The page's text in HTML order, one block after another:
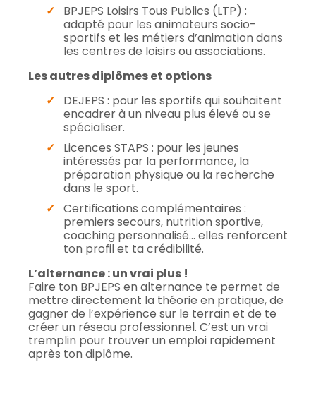
BPJEPS Loisirs Tous Publics (LTP) :
adapté pour les animateurs socio-
sportifs et les métiers d’animation dans
les centres de loisirs ou associations.
Les autres diplômes et options
DEJEPS : pour les sportifs qui souhaitent
encadrer à un niveau plus élevé ou se
spécialiser.
Licences STAPS : pour les jeunes
intéressés par la performance, la
préparation physique ou la recherche
dans le sport.
Certifications complémentaires :
premiers secours, nutrition sportive,
coaching personnalisé… elles renforcent
ton profil et ta crédibilité.
L’alternance : un vrai plus !
Faire ton BPJEPS en alternance te permet de
mettre directement la théorie en pratique, de
gagner de l’expérience sur le terrain et de te
créer un réseau professionnel. C’est un vrai
tremplin pour trouver un emploi rapidement
après ton diplôme.